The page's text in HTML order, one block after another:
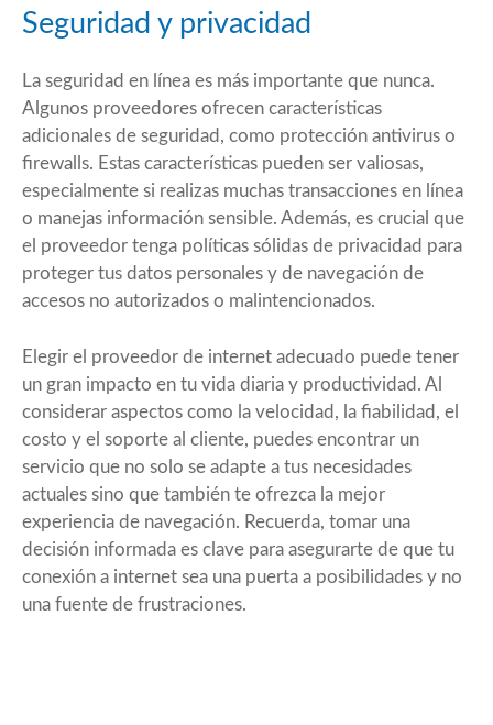
Seguridad y privacidad
La seguridad en línea es más importante que nunca.
Algunos proveedores ofrecen características
adicionales de seguridad, como protección antivirus o
firewalls. Estas características pueden ser valiosas,
especialmente si realizas muchas transacciones en línea
o manejas información sensible. Además, es crucial que
el proveedor tenga políticas sólidas de privacidad para
proteger tus datos personales y de navegación de
accesos no autorizados o malintencionados.
Elegir el proveedor de internet adecuado puede tener
un gran impacto en tu vida diaria y productividad. Al
considerar aspectos como la velocidad, la fiabilidad, el
costo y el soporte al cliente, puedes encontrar un
servicio que no solo se adapte a tus necesidades
actuales sino que también te ofrezca la mejor
experiencia de navegación. Recuerda, tomar una
decisión informada es clave para asegurarte de que tu
conexión a internet sea una puerta a posibilidades y no
una fuente de frustraciones.